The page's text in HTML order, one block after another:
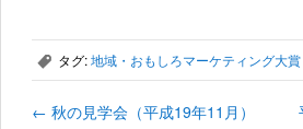
, タグ:地域・おもしろマーケティング大賞
← 秋の見学会（平成19年11月）